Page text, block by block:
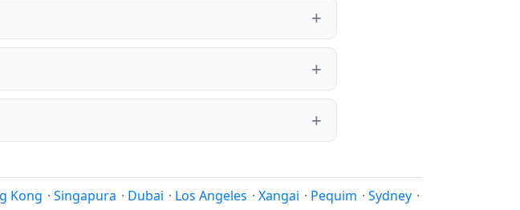
Kong · Singapura · Dubai · Los Angeles · Xangai · Pequim · Sydney ·